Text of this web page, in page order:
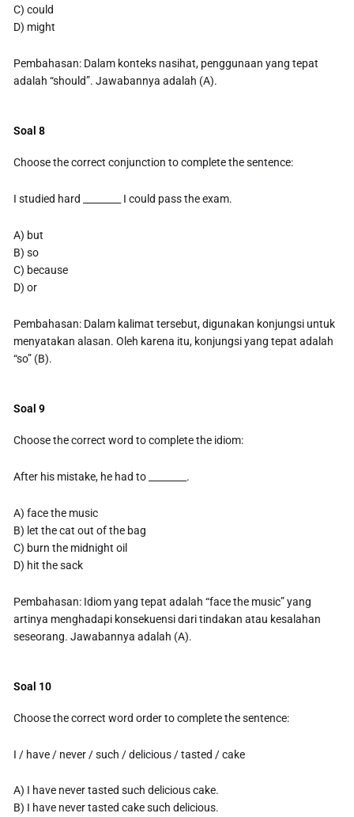
C) could
D) might
Pembahasan: Dalam konteks nasihat, penggunaan yang tepat
adalah “should”. Jawabannya adalah (A).
Soal 8
Choose the correct conjunction to complete the sentence:
I studied hard ________ I could pass the exam.
A) but
B) so
C) because
D) or
Pembahasan: Dalam kalimat tersebut, digunakan konjungsi untuk
menyatakan alasan. Oleh karena itu, konjungsi yang tepat adalah
“so” (B).
Soal 9
Choose the correct word to complete the idiom:
After his mistake, he had to ________.
A) face the music
B) let the cat out of the bag
C) burn the midnight oil
D) hit the sack
Pembahasan: Idiom yang tepat adalah “face the music” yang
artinya menghadapi konsekuensi dari tindakan atau kesalahan
seseorang. Jawabannya adalah (A).
Soal 10
Choose the correct word order to complete the sentence:
I / have / never / such / delicious / tasted / cake
A) I have never tasted such delicious cake.
B) I have never tasted cake such delicious.